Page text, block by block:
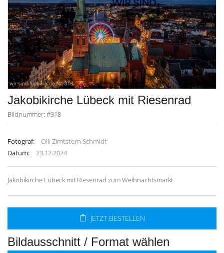
Jakobikirche Lübeck mit Riesenrad
Bildnummer: #318
Fotograf:
Olli Zimtstern Schmidt
Datum:
23.12.2024
Jakobikirche Lübeck mit Riesenrad zum Weihnachtsmarkt
JETZT BESTELLEN
Bildausschnitt / Format wählen